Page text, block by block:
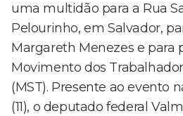
uma multidão para a Rua
Pelourinho, em Salvador,
Margareth Menezes e para
Movimento dos
(MST). Presente ao evento
(11), o deputado federal